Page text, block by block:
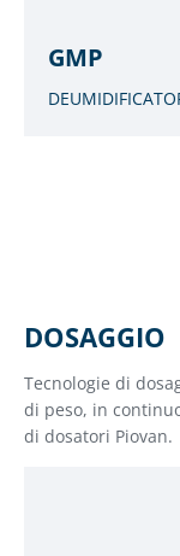
GMP
DOSAGGIO
Tecnologie di
di peso, in
di dosatori Piovan.